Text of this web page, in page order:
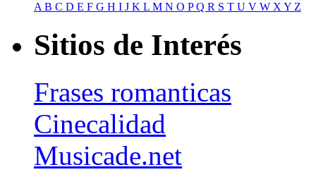
A B C D E F G H I J K L M N O PQ R S T U V W X Y Z
Sitios de Interés
Frases romanticas
Cinecalidad
Musicade.net